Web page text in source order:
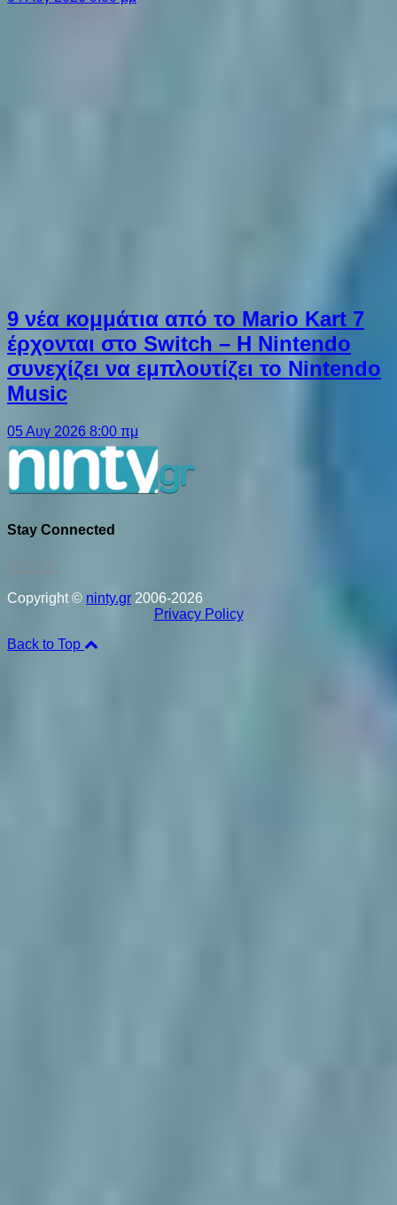
9 νέα κομμάτια από το Mario Kart 7
έρχονται στο Switch – Η Nintendo
συνεχίζει να εμπλουτίζει το Nintendo
Music
05 Αυγ 2026 8:00 πμ
Stay Connected
Copyright © ninty.gr 2006-2026
Privacy Policy
Back to Top